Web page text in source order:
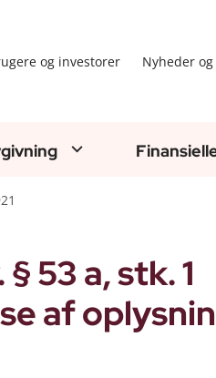
og investorer Nyheder
53 a, stk. 1
af